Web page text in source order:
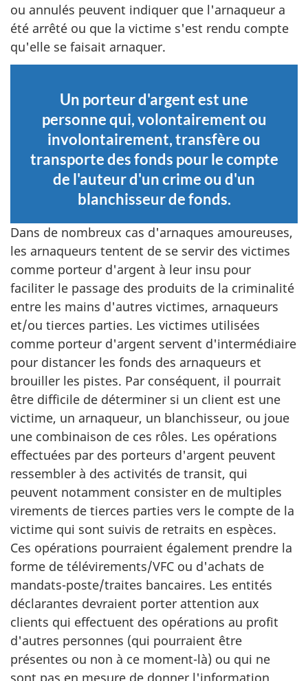
ou annulés peuvent indiquer que l'arnaqueur a
été arrêté ou que la victime s'est rendu compte
qu'elle se faisait arnaquer.
Un porteur d'argent est une
personne qui, volontairement ou
involontairement, transfère ou
transporte des fonds pour le compte
de l'auteur d'un crime ou d'un
blanchisseur de fonds.
Dans de nombreux cas d'arnaques amoureuses,
les arnaqueurs tentent de se servir des victimes
comme porteur d'argent à leur insu pour
faciliter le passage des produits de la criminalité
entre les mains d'autres victimes, arnaqueurs
et/ou tierces parties. Les victimes utilisées
comme porteur d'argent servent d'intermédiaire
pour distancer les fonds des arnaqueurs et
brouiller les pistes. Par conséquent, il pourrait
être difficile de déterminer si un client est une
victime, un arnaqueur, un blanchisseur, ou joue
une combinaison de ces rôles. Les opérations
effectuées par des porteurs d'argent peuvent
ressembler à des activités de transit, qui
peuvent notamment consister en de multiples
virements de tierces parties vers le compte de la
victime qui sont suivis de retraits en espèces.
Ces opérations pourraient également prendre la
forme de télévirements/VFC ou d'achats de
mandats-poste/traites bancaires. Les entités
déclarantes devraient porter attention aux
clients qui effectuent des opérations au profit
d'autres personnes (qui pourraient être
présentes ou non à ce moment-là) ou qui ne
sont pas en mesure de donner l'information